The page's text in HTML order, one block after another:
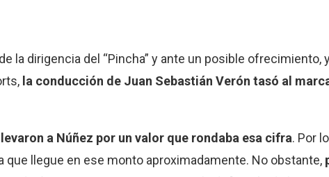
la dirigencia del “Pincha” y ante un posible ofrecimiento,
la conducción de Juan Sebastián Verón tasó al
a Núñez por un valor que rondaba esa cifra. Por
que llegue en ese monto aproximadamente. No obstante,